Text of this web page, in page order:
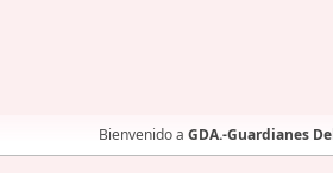
Bienvenido a GDA.-Guardianes